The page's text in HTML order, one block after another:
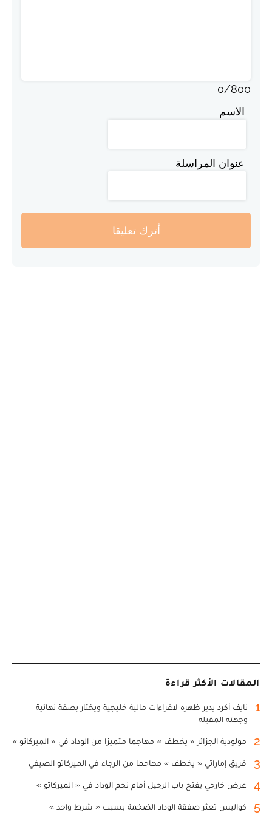
0/800
الاسم
عنوان المراسلة
أترك تعليقا
المقالات الأكثر قراءة
1
نايف أكرد يدير ظهره لاغراءات مالية خليجية ويختار بصفة نهائية
وجهته المقبلة
2 مولودية الجزائر « يخطف » مهاجما متميزا من الوداد في « الميركاتو »
3 فريق إماراتي « يخطف » مهاجما من الرجاء في الميركاتو الصيفي
4 عرض خارجي يفتح باب الرحيل أمام نجم الوداد في « الميركاتو »
5 كواليس تعثر صفقة الوداد الضخمة بسبب « شرط واحد »